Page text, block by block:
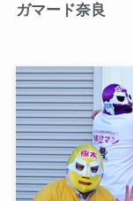
ガマード奈良